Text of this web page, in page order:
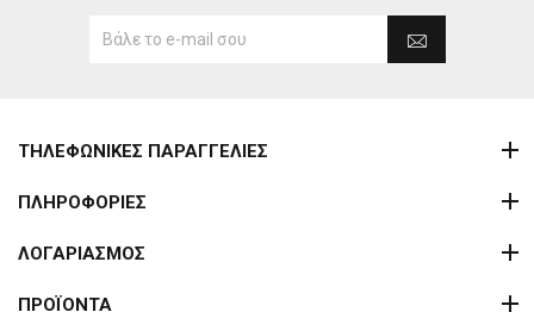
ΤΗΛΕΦΩΝΙΚΕΣ ΠΑΡΑΓΓΕΛΙΕΣ
ΠΛΗΡΟΦΟΡΙΕΣ
ΛΟΓΑΡΙΑΣΜΟΣ
ΠΡΟΪΟΝΤΑ